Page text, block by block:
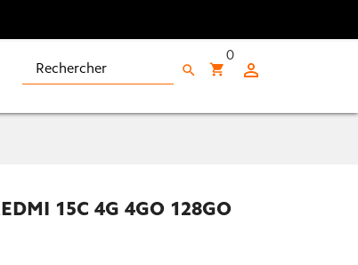

shopping_cart
0
search
15C 4G 4GO 128GO